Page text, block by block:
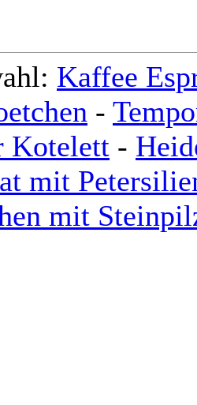
Kaffee
-
Kotelett -
mit
mit